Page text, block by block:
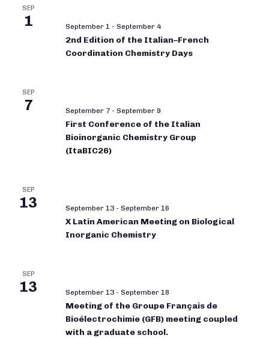
SEP
1 September 1 - September 4
2nd Edition of the Italian–French
Coordination Chemistry Days
SEP
7 September 7 - September 9
First Conference of the Italian
Bioinorganic Chemistry Group
(ItaBIC26)
SEP
13 September 13 - September 16
X Latin American Meeting on Biological
Inorganic Chemistry
SEP
13 September 13 - September 18
Meeting of the Groupe Français de
Bioélectrochimie (GFB) meeting coupled
with a graduate school.